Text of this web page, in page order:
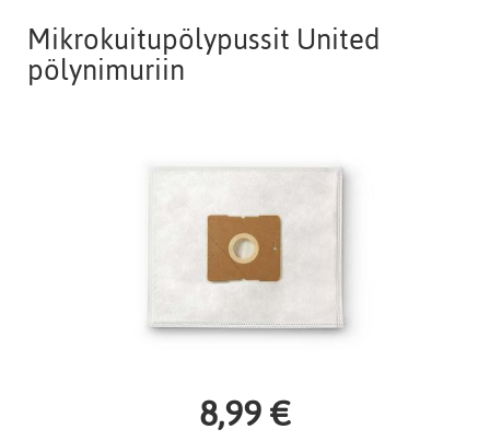
Mikrokuitupölypussit United
pölynimuriin
8,99 €